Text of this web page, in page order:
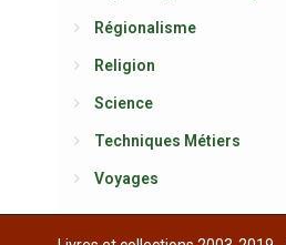
Régionalisme
Religion
Science
Techniques Métiers
Voyages